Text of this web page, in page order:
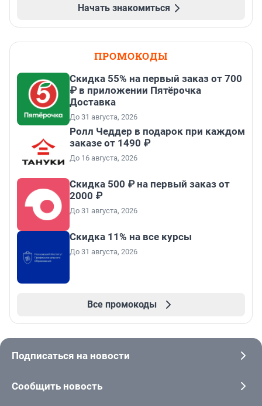
Начать знакомиться
ПРОМОКОДЫ
Скидка 55% на первый заказ от 700
₽ в приложении Пятёрочка
Доставка
До 31 августа, 2026
Ролл Чеддер в подарок при каждом
заказе от 1490 ₽
До 16 августа, 2026
Скидка 500 ₽ на первый заказ от
2000 ₽
До 31 августа, 2026
Скидка 11% на все курсы
До 31 августа, 2026
Все промокоды
Подписаться на новости
Сообщить новость